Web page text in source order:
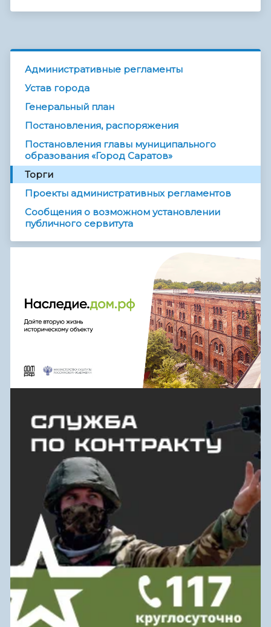
Административные регламенты
Устав города
Генеральный план
Постановления, распоряжения
Постановления главы муниципального
образования «Город Саратов»
Торги
Проекты административных регламентов
Сообщения о возможном установлении
публичного сервитута